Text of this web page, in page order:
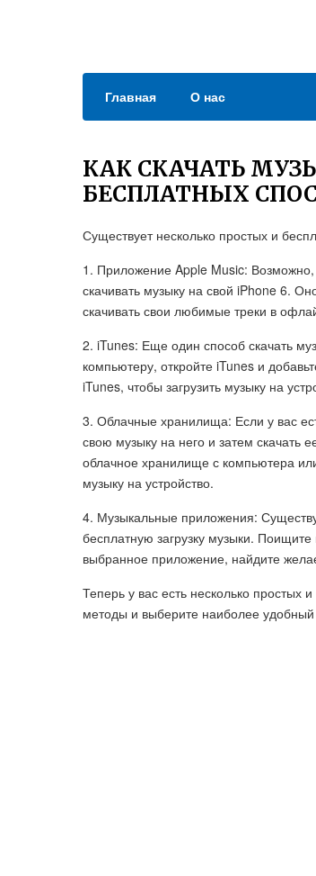
Главная О нас
КАК СКАЧАТЬ
БЕСПЛАТНЫХ
Существует несколько простых и
1. Приложение Apple Music:
скачивать музыку на свой iPhone 6.
скачивать свои любимые треки в
2. iTunes: Еще один способ скачать
компьютеру, откройте iTunes и
iTunes, чтобы загрузить музыку на
3. Облачные хранилища: Если у вас
свою музыку на него и затем скачать
облачное хранилище с компьютера
музыку на устройство.
4. Музыкальные приложения:
бесплатную загрузку музыки.
выбранное приложение, найдите
Теперь у вас есть несколько простых
методы и выберите наиболее удобный